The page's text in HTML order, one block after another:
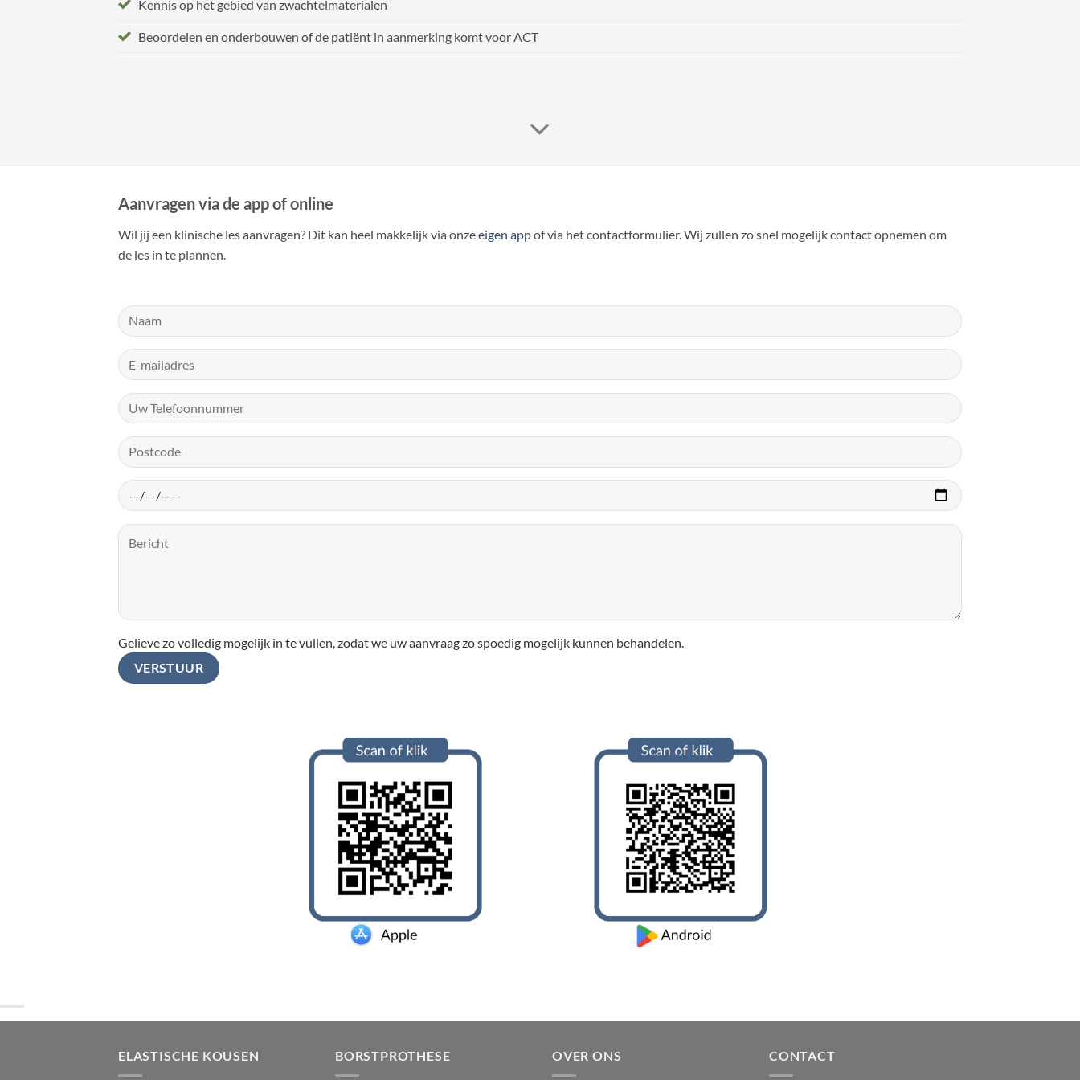
Kennis op het gebied van zwachtelmaterialen
Beoordelen en onderbouwen of de patiënt in aanmerking komt voor ACT
Aanvragen via de app of online
Wil jij een klinische les aanvragen? Dit kan heel makkelijk via onzeeigen appof via het contactformulier. Wij zullen zo snel mogelijk contact opnemen om
de les in te plannen.
Gelieve zo volledig mogelijk in te vullen, zodat we uw aanvraag zo spoedig mogelijk kunnen behandelen.
Please leave this field empty.
ELASTISCHE KOUSEN BORSTPROTHESE OVER ONS CONTACT